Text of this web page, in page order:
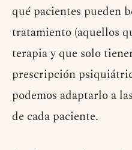
qué pacientes pueden
tratamiento (aquellos
terapia y que solo
prescripción
podemos adaptarlo a
de cada paciente.